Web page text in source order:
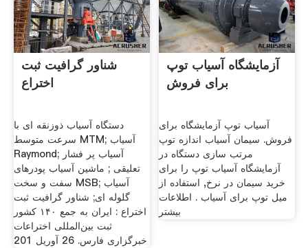
شناور گرافیت ثبت
اختراع
دستگاه آسیاب ذوزنقه ای با
سرعت متوسط MTM; آسیاب
Raymond; آسیاب پر فشار
تعلیقی ; ماشین آسیاب پودرهای
سفت و سخت MSB; آسیاب
گلوله ای; شناور گرافیت ثبت
اختراع : ایران به جمع ۱۴۰ کشور
ثبت بین‌المللی اختراعات
خبرگزاری فارس. 26 آوريل 201
آزمایشگاه آسیاب توپ
برای فروش
آسیاب توپ آزمایشگاه برای
فروش. سیمان آسیاب اندازه توپ
مرتب سازی دستگاه در
آزمایشگاه آسیاب توپ را برای
خرید سیمان در نرخ, استفاده از
میل توپ برای آسیاب . اطلاعات
بیشتر